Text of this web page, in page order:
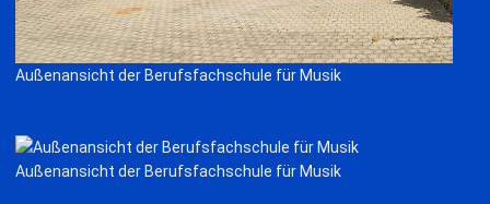
Außenansicht der Berufsfachschule für Musik
Außenansicht der Berufsfachschule für Musik